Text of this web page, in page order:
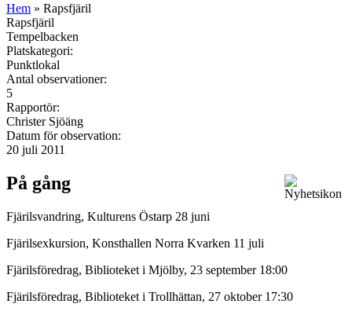
Hem » Rapsfjäril
Rapsfjäril
Tempelbacken
Platskategori:
Punktlokal
Antal observationer:
5
Rapportör:
Christer Sjöäng
Datum för observation:
20 juli 2011
På gång
Fjärilsvandring, Kulturens Östarp 28 juni
Fjärilsexkursion, Konsthallen Norra Kvarken 11 juli
Fjärilsföredrag, Biblioteket i Mjölby, 23 september 18:00
Fjärilsföredrag, Biblioteket i Trollhättan, 27 oktober 17:30